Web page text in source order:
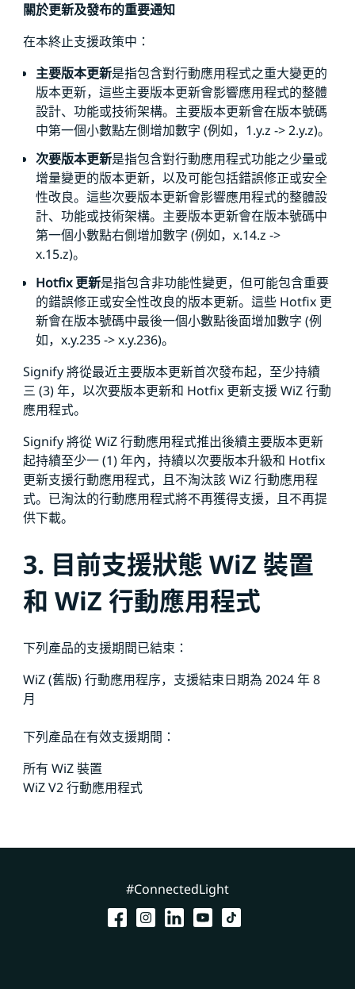
關於更新及發布的重要通知
在本終止支援政策中：
主要版本更新是指包含對行動應用程式之重大變更的
版本更新，這些主要版本更新會影響應用程式的整體
設計、功能或技術架構。主要版本更新會在版本號碼
中第一個小數點左側增加數字 (例如，1.y.z -> 2.y.z)。
次要版本更新是指包含對行動應用程式功能之少量或
增量變更的版本更新，以及可能包括錯誤修正或安全
性改良。這些次要版本更新會影響應用程式的整體設
計、功能或技術架構。主要版本更新會在版本號碼中
第一個小數點右側增加數字 (例如，x.14.z ->
x.15.z)。
Hotfix 更新是指包含非功能性變更，但可能包含重要
的錯誤修正或安全性改良的版本更新。這些 Hotfix 更
新會在版本號碼中最後一個小數點後面增加數字 (例
如，x.y.235 -> x.y.236)。
Signify 將從最近主要版本更新首次發布起，至少持續
三 (3) 年，以次要版本更新和 Hotfix 更新支援 WiZ 行動
應用程式。
Signify 將從 WiZ 行動應用程式推出後續主要版本更新
起持續至少一 (1) 年內，持續以次要版本升級和 Hotfix
更新支援行動應用程式，且不淘汰該 WiZ 行動應用程
式。已淘汰的行動應用程式將不再獲得支援，且不再提
供下載。
3. 目前支援狀態 WiZ 裝置
和 WiZ 行動應用程式
下列產品的支援期間已結束：
WiZ (舊版) 行動應用程序，支援結束日期為 2024 年 8
月
下列產品在有效支援期間：
所有 WiZ 裝置
WiZ V2 行動應用程式
#ConnectedLight